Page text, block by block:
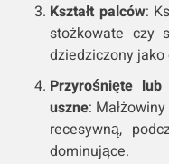
Kształt palców:
stożkowate czy
dziedziczony
Przyrośnięte lub
uszne:
recesywną,
dominujące.